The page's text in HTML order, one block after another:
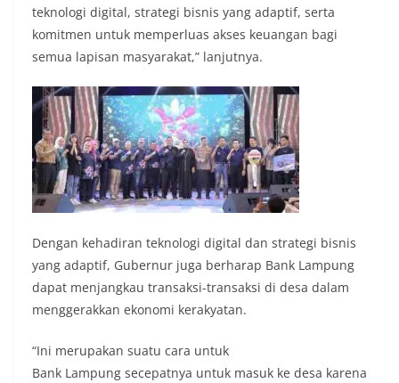
teknologi digital, strategi bisnis yang adaptif, serta
komitmen untuk memperluas akses keuangan bagi
semua lapisan masyarakat,” lanjutnya.
Dengan kehadiran teknologi digital dan strategi bisnis
yang adaptif, Gubernur juga berharap Bank Lampung
dapat menjangkau transaksi-transaksi di desa dalam
menggerakkan ekonomi kerakyatan.
“Ini merupakan suatu cara untuk
Bank Lampung secepatnya untuk masuk ke desa karena